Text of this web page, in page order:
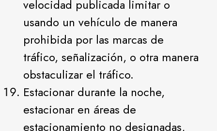
velocidad publicada limitar o
usando un vehículo de manera
prohibida por las marcas de
tráfico, señalización, o otra manera
obstaculizar el tráfico.
Estacionar durante la noche,
estacionar en áreas de
estacionamiento no designadas,